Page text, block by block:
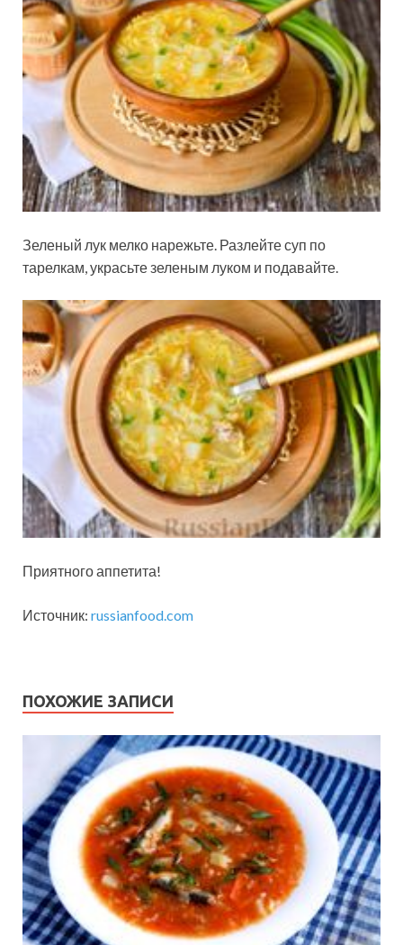
Зеленый лук мелко нарежьте. Разлейте суп по
тарелкам, украсьте зеленым луком и подавайте.
Приятного аппетита!
Источник: russianfood.com
ПОХОЖИЕ ЗАПИСИ